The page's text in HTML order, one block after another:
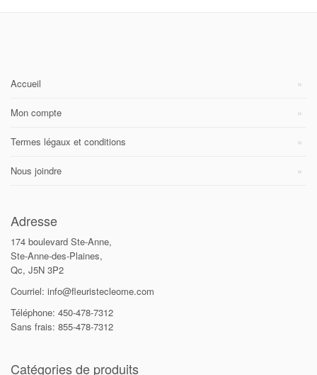
Accueil
Mon compte
Termes légaux et conditions
Nous joindre
Adresse
174 boulevard Ste-Anne,
Ste-Anne-des-Plaines,
Qc, J5N 3P2
Courriel: info@fleuristecleome.com
Téléphone: 450-478-7312
Sans frais: 855-478-7312
Catégories de produits